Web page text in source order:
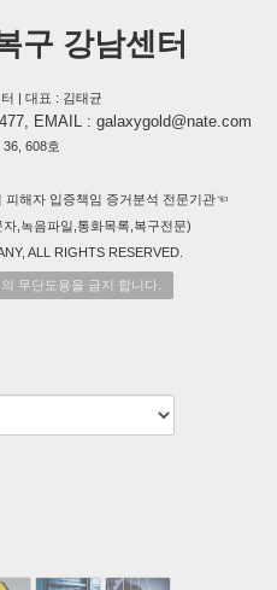
구 강남센터
| 대표 : 김태균
EMAIL : galaxygold@nate.com
608호
피해자 입증책임 증거분석 전문기관☜
,녹음파일,통화목록,복구전문)
ALL RIGHTS RESERVED.
무단도용을 금지 합니다.